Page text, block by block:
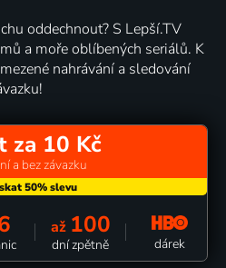
oddechnout? S Lepší.TV
a moře oblíbených seriálů. K
nahrávání a sledování
za 10 Kč
a bez závazku
až 100
dní zpětně dárek